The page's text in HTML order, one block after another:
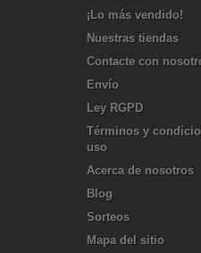
¡Lo más vendido!
Nuestras tiendas
Contacte con
Envío
Ley RGPD
Términos y
uso
Acerca de nosotros
Blog
Sorteos
Mapa del sitio